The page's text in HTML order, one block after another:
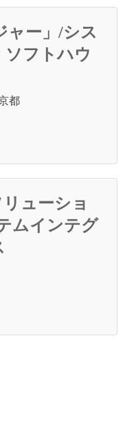
ャー」/シス
フトハウ
都
ューショ
ムインテグ